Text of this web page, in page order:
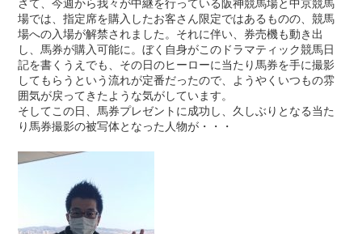
さて、今週から我々が中継を行っている阪神競馬場と中京競馬
場では、指定席を購入したお客さん限定ではあるものの、競馬
場への入場が解禁されました。それに伴い、券売機も動き出
し、馬券が購入可能に。ぼく自身がこのドラマティック競馬日
記を書くうえでも、その日のヒーローに当たり馬券を手に撮影
してもらうという流れが定番だったので、ようやくいつもの雰
囲気が戻ってきたような気がしています。
そしてこの日、馬券プレゼントに成功し、久しぶりとなる当た
り馬券撮影の被写体となった人物が・・・